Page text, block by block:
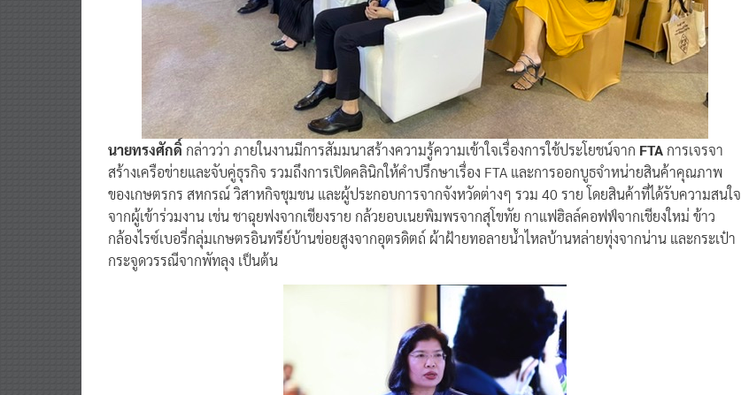
นายทรงศักดิ์ กล่าวว่า ภายในงานมีการสัมมนาสร้างความรู้ความเข้าใจเรื่องการใช้ประโยชน์จาก FTA การเจรจา
สร้างเครือข่ายและจับคู่ธุรกิจ รวมถึงการเปิดคลินิกให้คำปรึกษาเรื่อง FTA และการออกบูธจำหน่ายสินค้าคุณภาพ
ของเกษตรกร สหกรณ์ วิสาหกิจชุมชน และผู้ประกอบการจากจังหวัดต่างๆ รวม 40 ราย โดยสินค้าที่ได้รับความสนใจ
จากผู้เข้าร่วมงาน เช่น ชาฉุยฟงจากเชียงราย กล้วยอบเนยพิมพรจากสุโขทัย กาแฟฮิลล์คอฟฟ์จากเชียงใหม่ ข้าว
กล้องไรซ์เบอรี่กลุ่มเกษตรอินทรีย์บ้านข่อยสูงจากอุตรดิตถ์ ผ้าฝ้ายทอลายน้ำไหลบ้านหล่ายทุ่งจากน่าน และกระเป๋า
กระจูดวรรณีจากพัทลุง เป็นต้น